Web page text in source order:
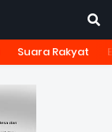
Suara Rakyat